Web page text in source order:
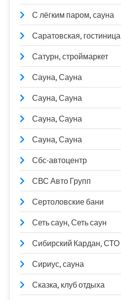
С лёгким паром, сауна
Саратовская, гостиница
Сатурн, строймаркет
Сауна, Сауна
Сауна, Сауна
Сауна, Сауна
Сауна, Сауна
Сбс-автоцентр
СВС Авто Групп
Сертоловские бани
Сеть саун, Сеть саун
Сибирский Кардан, СТО
Сириус, сауна
Сказка, клуб отдыха